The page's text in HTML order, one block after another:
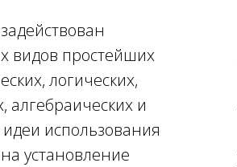
видов простейших
логических,
алгебраических и
использования
установление